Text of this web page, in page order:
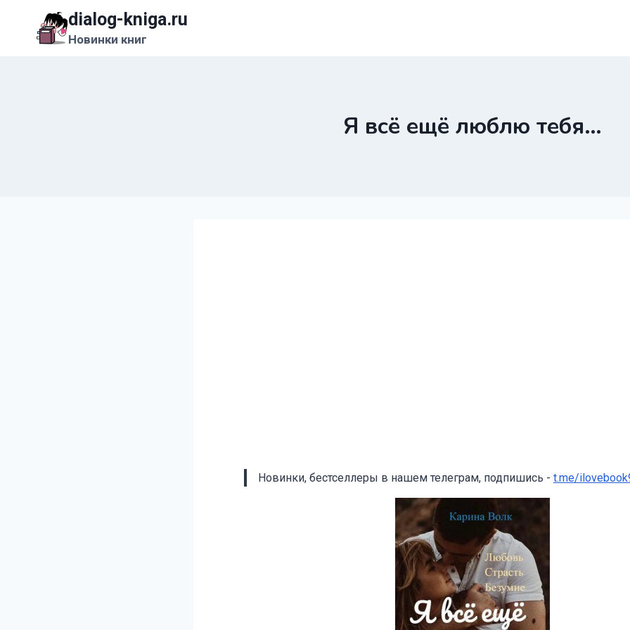
содержимому
dialog-kniga.ru
Новинки книг
Я всё ещё люблю тебя…
Новинки, бестселлеры в нашем телеграм, подпишись - t.me/